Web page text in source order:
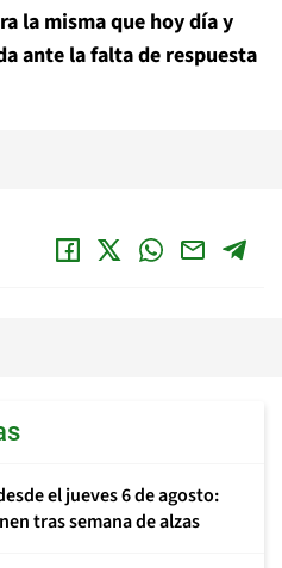
la misma que hoy día y
ante la falta de respuesta
el jueves 6 de agosto:
tras semana de alzas